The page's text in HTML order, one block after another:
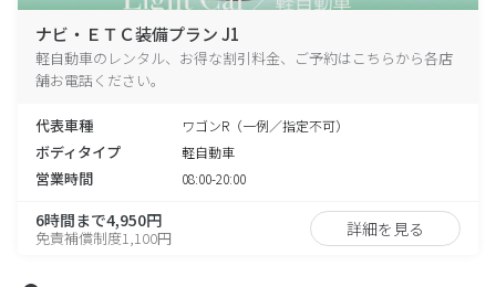
ナビ・ＥＴＣ装備プラン J1
軽自動車のレンタル、お得な割引料金、ご予約はこちらから各店
舗お電話ください。
代表車種 ワゴンR（一例／指定不可）
ボディタイプ 軽自動車
営業時間 08:00-20:00
6時間まで4,950円
免責補償制度1,100円 詳細を見る